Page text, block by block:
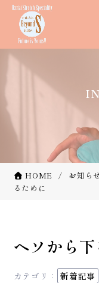
HOME お知ら
るために
ヘソから
カテゴリ： 新着記事